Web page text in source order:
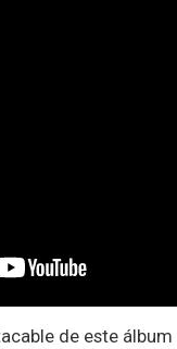
de este